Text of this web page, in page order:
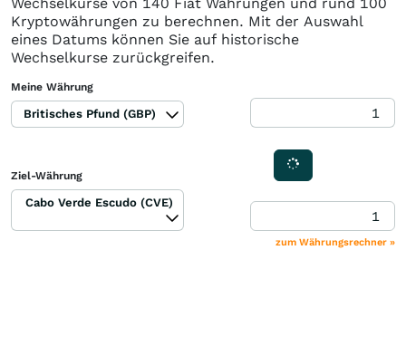
Kryptowährungen zu berechnen. Mit der Auswahl
eines Datums können Sie auf historische
Wechselkurse zurückgreifen.
Meine Währung
Britisches Pfund (GBP)
Ziel-Währung
Cabo Verde Escudo (CVE)
zum Währungsrechner »